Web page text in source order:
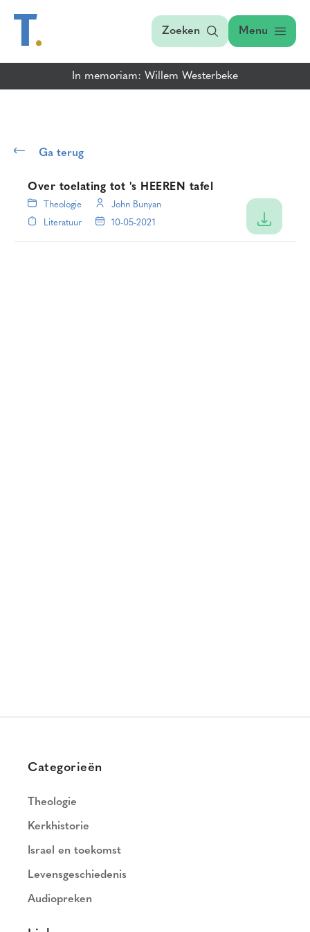
Zoeken Menu
In memoriam: Willem Westerbeke
Ga terug
Over toelating tot 's HEEREN tafel
Theologie
John Bunyan
Literatuur
10-05-2021
Categorieën
Theologie
Kerkhistorie
Israel en toekomst
Levensgeschiedenis
Audiopreken